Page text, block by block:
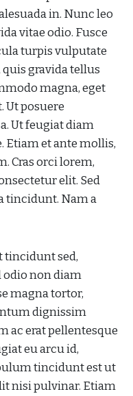
in. Nunc leo
vitae odio. Fusce
turpis vulputate
gravida tellus
magna, eget
Ut posuere
Ut feugiat diam
Etiam et ante mollis,
Cras orci lorem,
elit. Sed
tincidunt. Nam a
tincidunt sed,
odio non diam
magna tortor,
dignissim
ac erat pellentesque
eu arcu id,
tincidunt est ut
nisi pulvinar. Etiam